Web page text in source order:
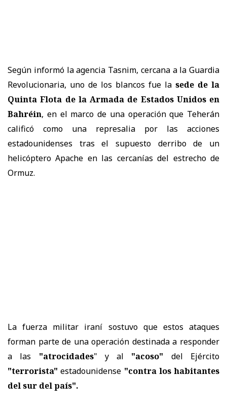
Según informó la agencia Tasnim, cercana a la Guardia
Revolucionaria, uno de los blancos fue la sede de la
Quinta Flota de la Armada de Estados Unidos en
Bahréin, en el marco de una operación que Teherán
calificó como una represalia por las acciones
estadounidenses tras el supuesto derribo de un
helicóptero Apache en las cercanías del estrecho de
Ormuz.
La fuerza militar iraní sostuvo que estos ataques
forman parte de una operación destinada a responder
a las "atrocidades" y al "acoso" del Ejército
"terrorista" estadounidense "contra los habitantes
del sur del país".